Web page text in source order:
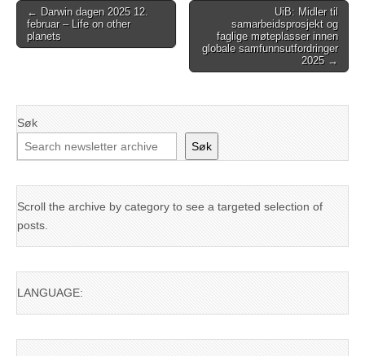
Post
navigation
← Darwin dagen 2025 12.
februar – Life on other
planets
UiB: Midler til
samarbeidsprosjekt og
faglige møteplasser innen
globale samfunnsutfordringer
2025 →
Søk
Søk
Scroll the archive by category to see a targeted selection of
posts.
LANGUAGE: